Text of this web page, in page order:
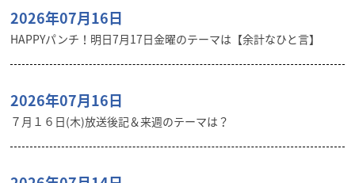
2026年07月16日
HAPPYパンチ！明日7月17日金曜のテーマは【余計なひと言】
2026年07月16日
７月１６日(木)放送後記＆来週のテーマは？